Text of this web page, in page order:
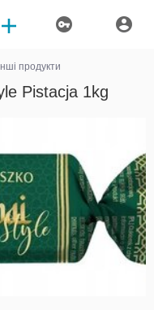
Інші продукти
Pistacja 1kg